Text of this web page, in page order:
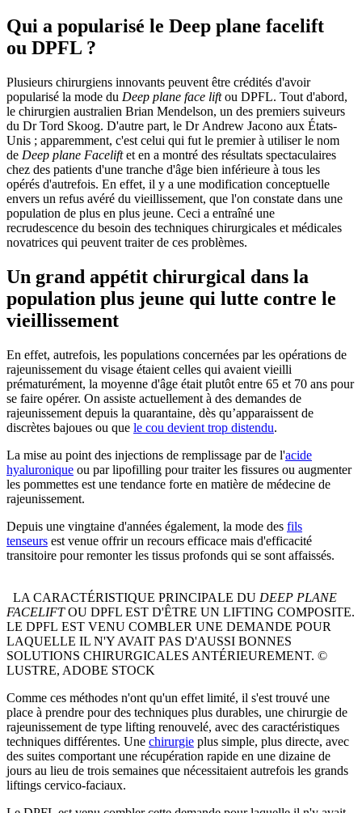
Qui a popularisé le Deep plane facelift
ou DPFL ?
Plusieurs chirurgiens innovants peuvent être crédités d'avoir
popularisé la mode du Deep plane face liftou DPFL. Tout d'abord,
le chirurgien australien Brian Mendelson, un des premiers suiveurs
du Dr Tord Skoog. D'autre part, le Dr Andrew Jacono aux États-
Unis ; apparemment, c'est celui qui fut le premier à utiliser le nom
de Deep plane Faceliftet en a montré des résultats spectaculaires
chez des patients d'une tranche d'âge bien inférieure à tous les
opérés d'autrefois. En effet, il y a une modification conceptuelle
envers un refus avéré du vieillissement, que l'on constate dans une
population de plus en plus jeune. Ceci a entraîné une
recrudescence du besoin des techniques chirurgicales et médicales
novatrices qui peuvent traiter de ces problèmes.
Un grand appétit chirurgical dans la
population plus jeune qui lutte contre le
vieillissement
En effet, autrefois, les populations concernées par les opérations de
rajeunissement du visage étaient celles qui avaient vieilli
prématurément, la moyenne d'âge était plutôt entre 65 et 70 ans pour
se faire opérer. On assiste actuellement à des demandes de
rajeunissement depuis la quarantaine, dès qu’apparaissent de
discrètes bajoues ou que le cou devient trop distendu.
La mise au point des injections de remplissage par de l'acide
hyaluronique ou par lipofilling pour traiter les fissures ou augmenter
les pommettes est une tendance forte en matière de médecine de
rajeunissement.
Depuis une vingtaine d'années également, la mode des fils
tenseurs est venue offrir un recours efficace mais d'efficacité
transitoire pour remonter les tissus profonds qui se sont affaissés.
LA CARACTÉRISTIQUE PRINCIPALE DU DEEP PLANE
FACELIFTOU DPFL EST D'ÊTRE UN LIFTING COMPOSITE.
LE DPFL EST VENU COMBLER UNE DEMANDE POUR
LAQUELLE IL N'Y AVAIT PAS D'AUSSI BONNES
SOLUTIONS CHIRURGICALES ANTÉRIEUREMENT. ©
LUSTRE, ADOBE STOCK
Comme ces méthodes n'ont qu'un effet limité, il s'est trouvé une
place à prendre pour des techniques plus durables, une chirurgie de
rajeunissement de type lifting renouvelé, avec des caractéristiques
techniques différentes. Une chirurgie plus simple, plus directe, avec
des suites comportant une récupération rapide en une dizaine de
jours au lieu de trois semaines que nécessitaient autrefois les grands
liftings cervico-faciaux.